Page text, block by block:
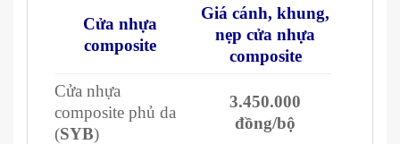
Cửa nhựa
composite
Giá cánh, khung,
nẹp cửa nhựa
composite
Cửa nhựa
composite phủ da
(SYB)
3.450.000
đồng/bộ